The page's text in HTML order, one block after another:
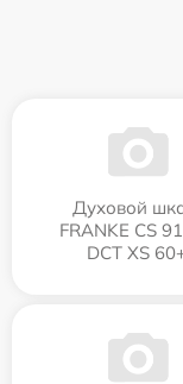
Духовой
FRANKE CS
DCT XS